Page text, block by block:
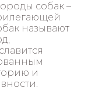
собак –
называют
и